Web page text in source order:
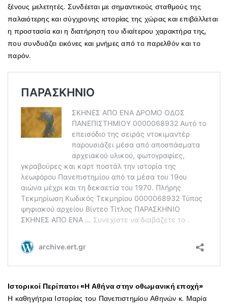
ξένους μελετητές. Συνδέεται με σημαντικούς σταθμούς της
παλαιότερης και σύγχρονης ιστορίας της χώρας και επιβάλλεται
η προστασία και η διατήρηση του ιδιαίτερου χαρακτήρα της,
που συνδυάζει εικόνες και μνήμες από το παρελθόν και το
παρόν.
Ιστορικοί Περίπατοι «Η Αθήνα στην οθωμανική εποχή»
Η καθηγήτρια Ιστορίας του Πανεπιστημίου Αθηνών κ. Μαρία